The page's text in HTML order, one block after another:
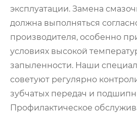
эксплуатации. Замена
должна выполняться
производителя, особенно
условиях высокой
запыленности. Наши
советуют регулярно
зубчатых передач и
Профилактическое